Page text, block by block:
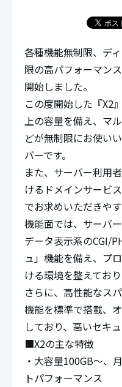
各種機能無制限、デ
限の高パフォーマン
開始しました。
この度開始した『X2
上の容量を備え、マ
どが無制限にお使い
バーです。
また、サーバー利用
けるドメインサービ
でお求めいただきや
機能面では、サーバ
データ表示系のCGI/
ュ」機能を備え、プ
ける環境を整えており
さらに、高性能なス
機能を標準で搭載、
しており、高いセキ
■X2の主な特徴
・大容量100GB～、
トパフォーマンス